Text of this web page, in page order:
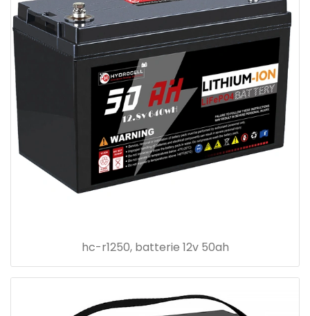
hc-r1250, batterie 12v 50ah